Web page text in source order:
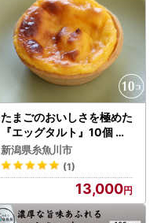
たまごのおいしさを極めた
『エッグタルト』10個 た
まごやさんのこだわりスイ
ーツ♪ フェルエッグ
新潟県糸魚川市
(1)
13,000